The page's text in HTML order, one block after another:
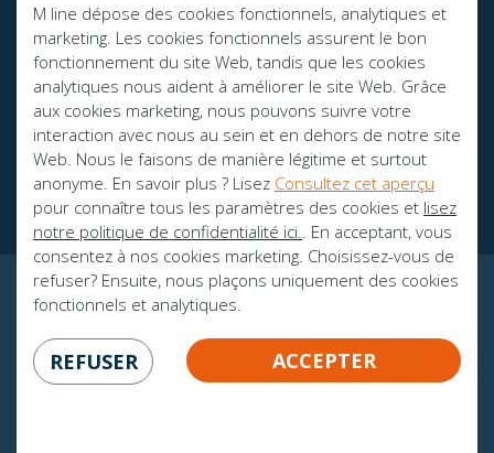
M line dépose des cookies fonctionnels, analytiques et
marketing. Les cookies fonctionnels assurent le bon
fonctionnement du site Web, tandis que les cookies
analytiques nous aident à améliorer le site Web. Grâce
aux cookies marketing, nous pouvons suivre votre
interaction avec nous au sein et en dehors de notre site
Web. Nous le faisons de manière légitime et surtout
anonyme. En savoir plus ? Lisez Consultez cet aperçu
pour connaître tous les paramètres des cookies et lisez
notre politique de confidentialité ici.
. En acceptant, vous
consentez à nos cookies marketing. Choisissez-vous de
refuser? Ensuite, nous plaçons uniquement des cookies
fonctionnels et analytiques.
REFUSER ACCEPTER
+31 413-243050
Des brochures
Ambassadeurs
CERTITUDE GARANTIE!
100 JOURS DE GARANTIE D'ÉCHANGE